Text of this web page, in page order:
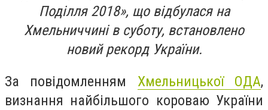
Поділля 2018», що відбулася на
Хмельниччині в суботу, встановлено
новий рекорд України.
За повідомленням Хмельницької ОДА,
визнання найбільшого короваю України